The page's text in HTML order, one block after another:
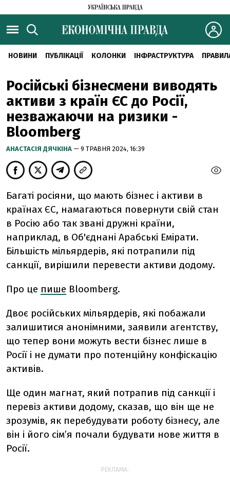
НОВИНИ ПУБЛІКАЦІЇ КОЛОНКИ ІНФРАСТРУКТУРА
Російські бізнесмени виводять
активи з країн ЄС до Росії,
незважаючи на ризики -
Bloomberg
АНАСТАСІЯ ДЯЧКІНА — 9 ТРАВНЯ 2024, 16:39
Багаті росіяни, що мають бізнес і активи в
країнах ЄС, намагаються повернути свій стан
в Росію або так звані дружні країни,
наприклад, в Об'єднані Арабські Емірати.
Більшість мільярдерів, які потрапили під
санкції, вирішили перевести активи додому.
Про це пише Bloomberg.
Двоє російських мільярдерів, які побажали
залишитися анонімними, заявили агентству,
що тепер вони можуть вести бізнес лише в
Росії і не думати про потенційну конфіскацію
активів.
Ще один магнат, який потрапив під санкції і
перевіз активи додому, сказав, що він ще не
зрозумів, як перебудувати роботу бізнесу, але
він і його сім’я почали будувати нове життя в
Росії.
РЕКЛАМА: